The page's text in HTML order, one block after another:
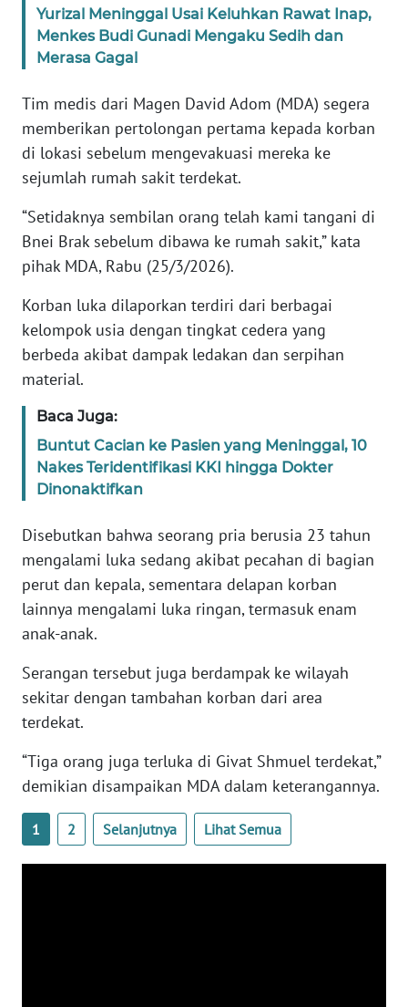
Yurizal Meninggal Usai Keluhkan Rawat Inap,
Menkes Budi Gunadi Mengaku Sedih dan
Merasa Gagal
Tim medis dari Magen David Adom (MDA) segera
memberikan pertolongan pertama kepada korban
di lokasi sebelum mengevakuasi mereka ke
sejumlah rumah sakit terdekat.
“Setidaknya sembilan orang telah kami tangani di
Bnei Brak sebelum dibawa ke rumah sakit,” kata
pihak MDA, Rabu (25/3/2026).
Korban luka dilaporkan terdiri dari berbagai
kelompok usia dengan tingkat cedera yang
berbeda akibat dampak ledakan dan serpihan
material.
Baca Juga:
Buntut Cacian ke Pasien yang Meninggal, 10
Nakes Teridentifikasi KKI hingga Dokter
Dinonaktifkan
Disebutkan bahwa seorang pria berusia 23 tahun
mengalami luka sedang akibat pecahan di bagian
perut dan kepala, sementara delapan korban
lainnya mengalami luka ringan, termasuk enam
anak-anak.
Serangan tersebut juga berdampak ke wilayah
sekitar dengan tambahan korban dari area
terdekat.
“Tiga orang juga terluka di Givat Shmuel terdekat,”
demikian disampaikan MDA dalam keterangannya.
1 2 Selanjutnya Lihat Semua
TENTANG
KAMI
PEDOMAN
SIBER
REDAKSI
KARIR
Wahana
News
Regional
WN
WN
JAKARTA
WN
JABAR
WN
BANTEN
WN
NTT
KEPRI
WN
PAPUA